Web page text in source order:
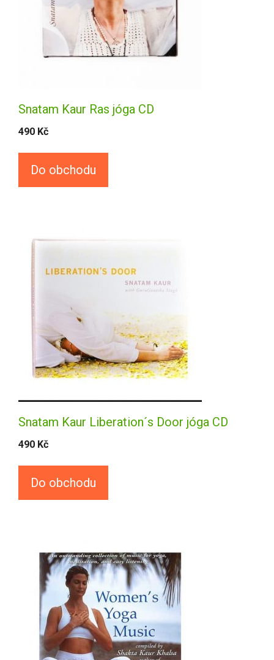
Snatam Kaur Ras jóga CD
490 Kč
Do obchodu
Snatam Kaur Liberation´s Door jóga CD
490 Kč
Do obchodu